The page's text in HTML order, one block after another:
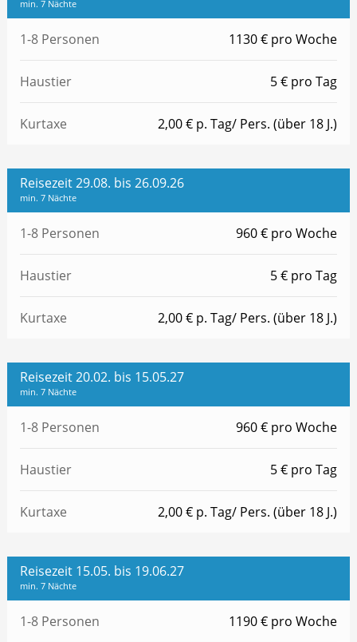
min. 7 Nächte
1-8 Personen 1130 € pro Woche
Haustier 5 € pro Tag
Kurtaxe 2,00 € p. Tag/ Pers. (über 18 J.)
Reisezeit 29.08. bis 26.09.26
min. 7 Nächte
1-8 Personen 960 € pro Woche
Haustier 5 € pro Tag
Kurtaxe 2,00 € p. Tag/ Pers. (über 18 J.)
Reisezeit 20.02. bis 15.05.27
min. 7 Nächte
1-8 Personen 960 € pro Woche
Haustier 5 € pro Tag
Kurtaxe 2,00 € p. Tag/ Pers. (über 18 J.)
Reisezeit 15.05. bis 19.06.27
min. 7 Nächte
1-8 Personen 1190 € pro Woche